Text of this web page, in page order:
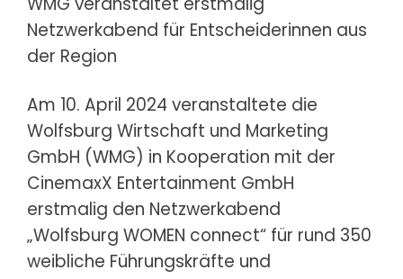
Netzwerkabend für Entscheiderinnen aus
der Region
Am 10. April 2024 veranstaltete die
Wolfsburg Wirtschaft und Marketing
GmbH (WMG) in Kooperation mit der
CinemaxX Entertainment GmbH
erstmalig den Netzwerkabend
„Wolfsburg WOMEN connect“ für rund 350
weibliche Führungskräfte und